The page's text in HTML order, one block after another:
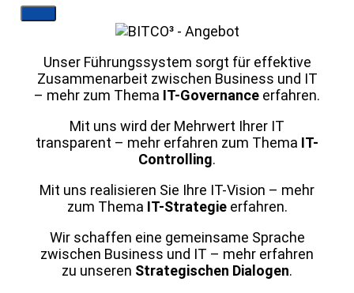
Unser Führungssystem sorgt für effektive
Zusammenarbeit zwischen Business und IT
– mehr zum Thema IT-Governance erfahren.
Mit uns wird der Mehrwert Ihrer IT
transparent – mehr erfahren zum Thema IT-
Controlling.
Mit uns realisieren Sie Ihre IT-Vision – mehr
zum Thema IT-Strategieerfahren.
Wir schaffen eine gemeinsame Sprache
zwischen Business und IT – mehr erfahren
zu unseren Strategischen Dialogen.